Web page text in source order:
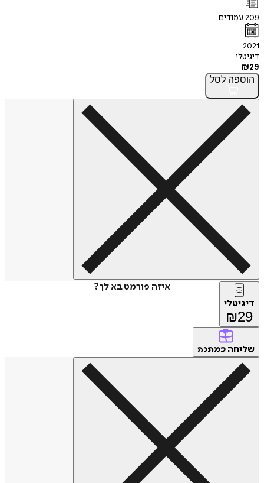
209עמודים
2021
דיגיטלי
₪29
הוספה לסל
איזה פורמט בא לך?
דיגיטלי
₪29
שליחה כמתנה